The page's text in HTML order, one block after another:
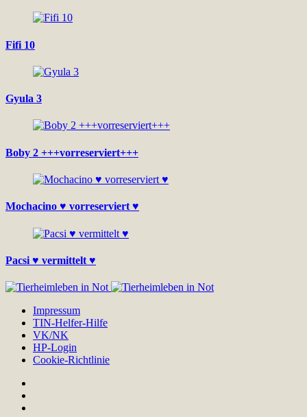
Fifi 10
Gyula 3
Boby 2 +++vorreserviert+++
Mochacino ♥ vorreserviert ♥
Pacsi ♥ vermittelt ♥
Impressum
TIN-Helfer-Hilfe
VK/NK
HP-Login
Cookie-Richtlinie